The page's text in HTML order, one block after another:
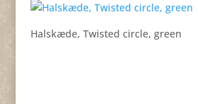
Halskæde, Twisted circle, green